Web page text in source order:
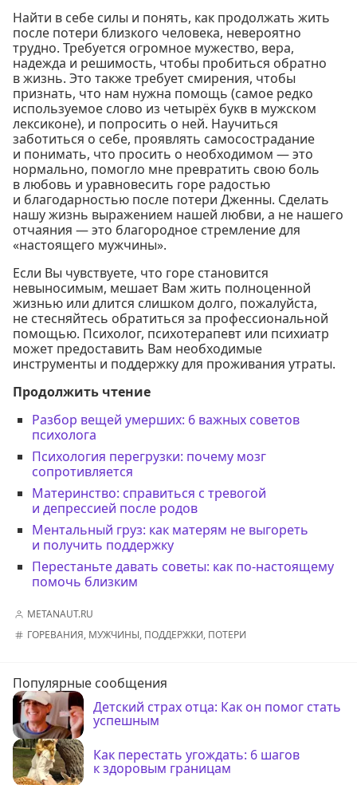
Найти в себе силы и понять, как продолжать жить
после потери близкого человека, невероятно
трудно. Требуется огромное мужество, вера,
надежда и решимость, чтобы пробиться обратно
в жизнь. Это также требует смирения, чтобы
признать, что нам нужна помощь (самое редко
используемое слово из четырёх букв в мужском
лексиконе), и попросить о ней. Научиться
заботиться о себе, проявлять самосострадание
и понимать, что просить о необходимом — это
нормально, помогло мне превратить свою боль
в любовь и уравновесить горе радостью
и благодарностью после потери Дженны. Сделать
нашу жизнь выражением нашей любви, а не нашего
отчаяния — это благородное стремление для
«настоящего мужчины».
Если Вы чувствуете, что горе становится
невыносимым, мешает Вам жить полноценной
жизнью или длится слишком долго, пожалуйста,
не стесняйтесь обратиться за профессиональной
помощью. Психолог, психотерапевт или психиатр
может предоставить Вам необходимые
инструменты и поддержку для проживания утраты.
Продолжить чтение
Разбор вещей умерших: 6 важных советов
психолога
Психология перегрузки: почему мозг
сопротивляется
Материнство: справиться с тревогой
и депрессией после родов
Ментальный груз: как матерям не выгореть
и получить поддержку
Перестаньте давать советы: как по-настоящему
помочь близким
METANAUT.RU
ГОРЕВАНИЯ, МУЖЧИНЫ, ПОДДЕРЖКИ, ПОТЕРИ
Популярные сообщения
Детский страх отца: Как он помог стать
успешным
Как перестать угождать: 6 шагов
к здоровым границам